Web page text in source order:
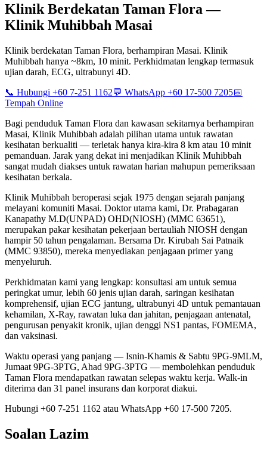
Klinik Berdekatan Taman Flora —
Klinik Muhibbah Masai
Klinik berdekatan Taman Flora, berhampiran Masai. Klinik
Muhibbah hanya ~8km, 10 minit. Perkhidmatan lengkap termasuk
ujian darah, ECG, ultrabunyi 4D.
📞 Hubungi +60 7-251 1162💬 WhatsApp +60 17-500 7205📅
Tempah Online
Bagi penduduk Taman Flora dan kawasan sekitarnya berhampiran
Masai, Klinik Muhibbah adalah pilihan utama untuk rawatan
kesihatan berkualiti — terletak hanya kira-kira 8 km atau 10 minit
pemanduan. Jarak yang dekat ini menjadikan Klinik Muhibbah
sangat mudah diakses untuk rawatan harian mahupun pemeriksaan
kesihatan berkala.
Klinik Muhibbah beroperasi sejak 1975 dengan sejarah panjang
melayani komuniti Masai. Doktor utama kami, Dr. Prabagaran
Kanapathy M.D(UNPAD) OHD(NIOSH) (MMC 63651),
merupakan pakar kesihatan pekerjaan bertauliah NIOSH dengan
hampir 50 tahun pengalaman. Bersama Dr. Kirubah Sai Patnaik
(MMC 93850), mereka menyediakan penjagaan primer yang
menyeluruh.
Perkhidmatan kami yang lengkap: konsultasi am untuk semua
peringkat umur, lebih 60 jenis ujian darah, saringan kesihatan
komprehensif, ujian ECG jantung, ultrabunyi 4D untuk pemantauan
kehamilan, X-Ray, rawatan luka dan jahitan, penjagaan antenatal,
pengurusan penyakit kronik, ujian denggi NS1 pantas, FOMEMA,
dan vaksinasi.
Waktu operasi yang panjang — Isnin-Khamis & Sabtu 9PG-9MLM,
Jumaat 9PG-3PTG, Ahad 9PG-3PTG — membolehkan penduduk
Taman Flora mendapatkan rawatan selepas waktu kerja. Walk-in
diterima dan 31 panel insurans dan korporat diakui.
Hubungi +60 7-251 1162 atau WhatsApp +60 17-500 7205.
Soalan Lazim